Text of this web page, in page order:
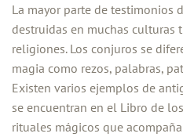
La mayor parte de testimonios
destruidas en muchas culturas
religiones. Los conjuros se
magia como rezos, palabras,
Existen varios ejemplos de
se encuentran en el Libro de
rituales mágicos que